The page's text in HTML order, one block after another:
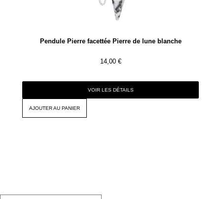
Pendule Pierre facettée Pierre de lune blanche
14,00 €
VOIR LES DÉTAILS
AJOUTER AU PANIER